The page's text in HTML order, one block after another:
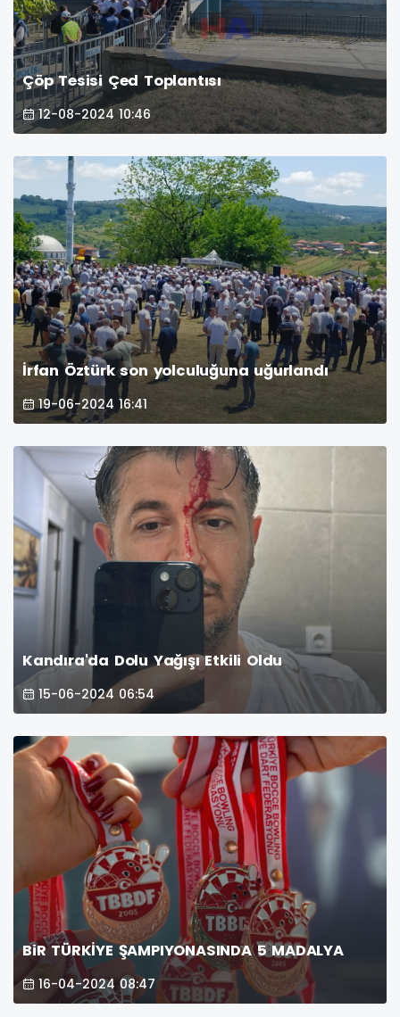
Çöp Tesisi Çed Toplantısı
12-08-2024 10:46
İrfan Öztürk son yolculuğuna uğurlandı
19-06-2024 16:41
Kandıra'da Dolu Yağışı Etkili Oldu
15-06-2024 06:54
BiR TÜRKİYE ŞAMPIYONASINDA 5 MADALYA
16-04-2024 08:47